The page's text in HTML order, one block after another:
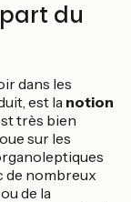
du
dans les
est la notion
très bien
sur les
de nombreux
de la